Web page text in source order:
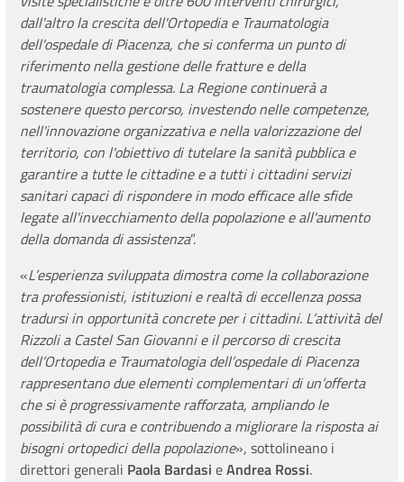
dall'altro la crescita dell'Ortopedia e Traumatologia
dell'ospedale di Piacenza, che si conferma un punto di
riferimento nella gestione delle fratture e della
traumatologia complessa. La Regione continuerà a
sostenere questo percorso, investendo nelle competenze,
nell'innovazione organizzativa e nella valorizzazione del
territorio, con l'obiettivo di tutelare la sanità pubblica e
garantire a tutte le cittadine e a tutti i cittadini servizi
sanitari capaci di rispondere in modo efficace alle sfide
legate all'invecchiamento della popolazione e all'aumento
della domanda di assistenza”.
«L’esperienza sviluppata dimostra come la collaborazione
tra professionisti, istituzioni e realtà di eccellenza possa
tradursi in opportunità concrete per i cittadini. L’attività del
Rizzoli a Castel San Giovanni e il percorso di crescita
dell’Ortopedia e Traumatologia dell’ospedale di Piacenza
rappresentano due elementi complementari di un’offerta
che si è progressivamente rafforzata, ampliando le
possibilità di cura e contribuendo a migliorare la risposta ai
bisogni ortopedici della popolazione», sottolineano i
direttori generali Paola Bardasi eAndrea Rossi.